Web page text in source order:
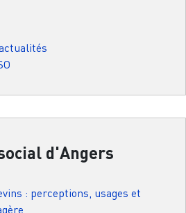
d'Angers
: perceptions, usages et